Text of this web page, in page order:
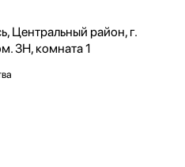
Центральный район, г.
3Н, комната 1